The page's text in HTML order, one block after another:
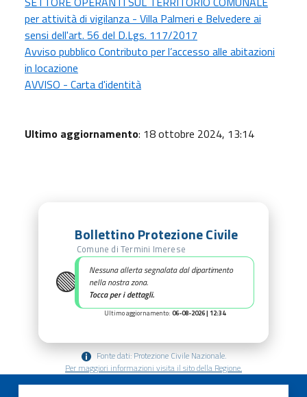
per attività di vigilanza - Villa Palmeri e Belvedere ai
sensi dell'art. 56 del D.Lgs. 117/2017
Avviso pubblico Contributo per l’accesso alle abitazioni
in locazione
AVVISO - Carta d'identità
Ultimo aggiornamento: 18 ottobre 2024, 13:14
🟢
Bollettino Protezione Civile
Comune di Termini Imerese
Nessuna allerta segnalata dal dipartimento
nella nostra zona.
Tocca per i dettagli.
Ultimo aggiornamento: 06-08-2026 | 12:34
Fonte dati: Protezione Civile Nazionale.
Per maggiori informazioni visita il sito della Regione.